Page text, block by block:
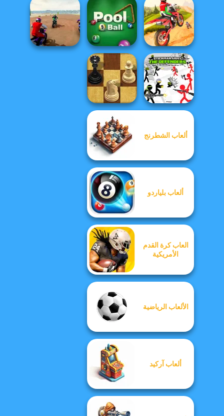
X Trial Racing
Mountain
Advent...
Gravity Soccer
Biker Type Racing
Dirt Bike Stunts
3D
9 Ball Pool
Stickman Army:
Master Chess
ألعاب الشطرنج
ألعاب بلياردو
العاب كرة القدم
الأمريكية
الألعاب الرياضية
ألعاب آركيد